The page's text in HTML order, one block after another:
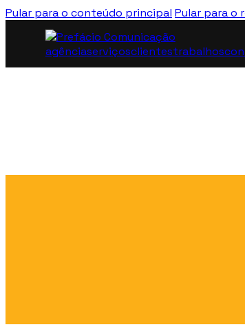
Pular para o conteúdo principal Pular para o
agênciaserviçosclientestrabalhos